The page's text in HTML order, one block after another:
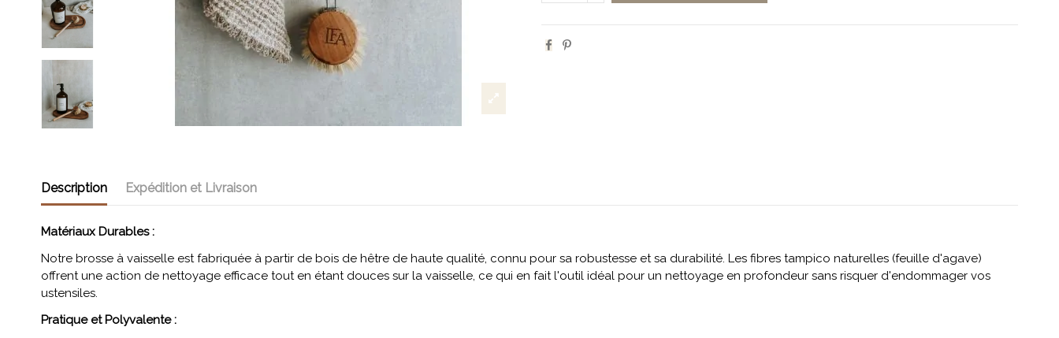
Description Expédition et Livraison
Matériaux Durables :
Notre brosse à vaisselle est fabriquée à partir de bois de hêtre de haute qualité, connu pour sa robustesse et sa durabilité. Les fibres tampico naturelles (feuille d'agave)
offrent une action de nettoyage efficace tout en étant douces sur la vaisselle, ce qui en fait l'outil idéal pour un nettoyage en profondeur sans risquer d'endommager vos
ustensiles.
Pratique et Polyvalente :